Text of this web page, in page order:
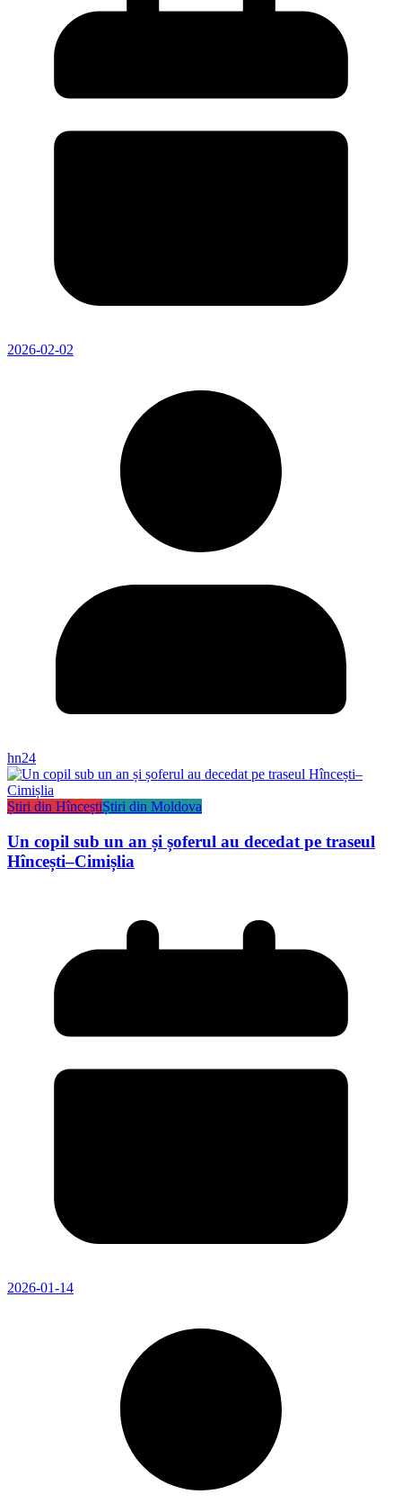
2026-02-02
hn24
Știri din HînceștiȘtiri din Moldova
Un copil sub un an și șoferul au decedat pe traseul
Hîncești–Cimișlia
2026-01-14